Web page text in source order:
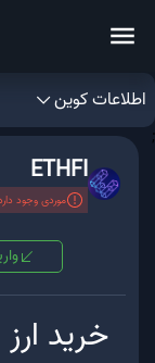
اطلاعات کوین
;
ETHFI
موردی وجود
خرید ارز